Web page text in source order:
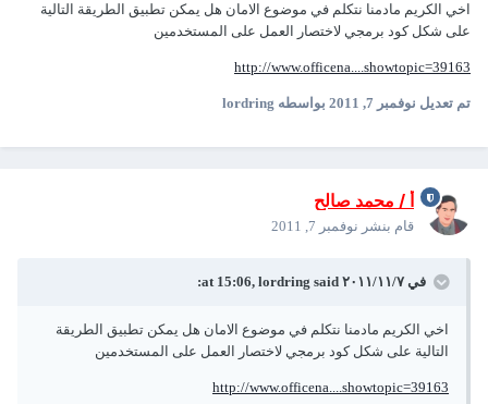
اخي الكريم مادمنا نتكلم في موضوع الامان هل يمكن تطبيق الطريقة التالية
على شكل كود برمجي لاختصار العمل على المستخدمين
http://www.officena....showtopic=39163
تم تعديل نوفمبر 7, 2011 بواسطه lordring
أ / محمد صالح
قام بنشر نوفمبر 7, 2011
في ٧‏/١١‏/٢٠١١ at 15:06, lordring said:
اخي الكريم مادمنا نتكلم في موضوع الامان هل يمكن تطبيق الطريقة
التالية على شكل كود برمجي لاختصار العمل على المستخدمين
http://www.officena....showtopic=39163